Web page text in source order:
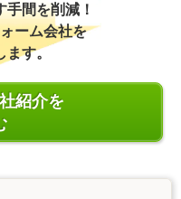
手間を削減！
ーム会社を
す。
紹介を